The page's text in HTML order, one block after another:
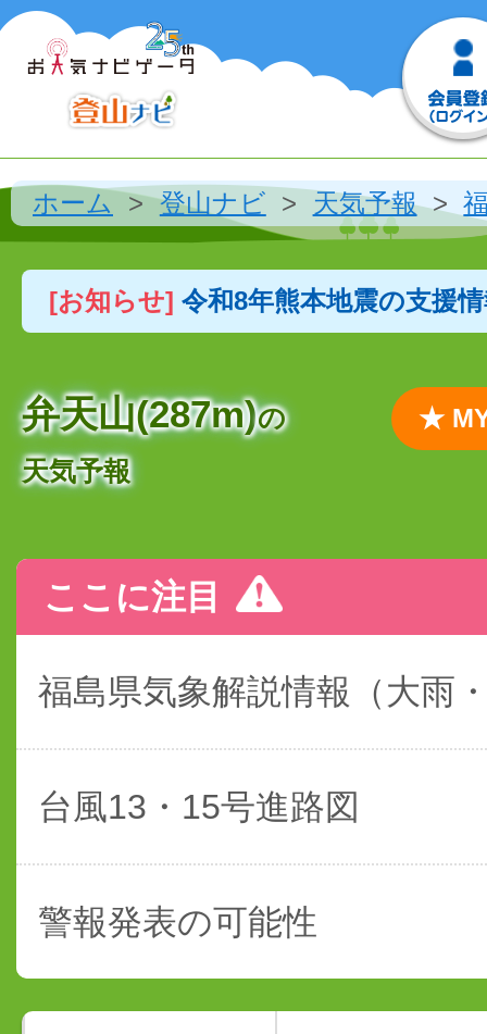
ホーム 登山ナビ 天気予報
[お知らせ] 令和8年熊本地震の支援
弁天山(287m)の
天気予報
★
ここに注目
福島県気象解説情報（大雨
台風13・15号進路図
警報発表の可能性